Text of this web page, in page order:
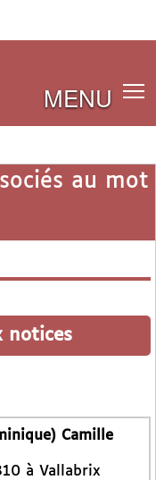
MENU
au mot
notices
Camille
à Vallabrix